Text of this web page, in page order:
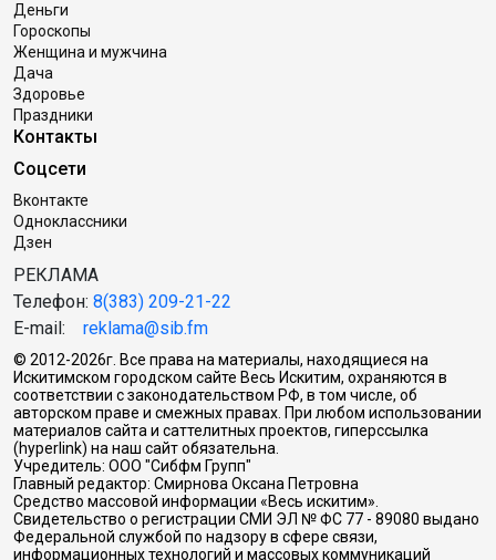
Деньги
Гороскопы
Женщина и мужчина
Дача
Здоровье
Праздники
Контакты
Соцсети
Вконтакте
Одноклассники
Дзен
РЕКЛАМА
Телефон: 8(383) 209-21-22
E-mail: reklama@sib.fm
© 2012-2026г. Все права на материалы, находящиеся на
Искитимском городском сайте Весь Искитим, охраняются в
соответствии с законодательством РФ, в том числе, об
авторском праве и смежных правах. При любом использовании
материалов сайта и саттелитных проектов, гиперссылка
(hyperlink) на наш сайт обязательна.
Учредитель: ООО "Сибфм Групп"
Главный редактор: Смирнова Оксана Петровна
Средство массовой информации «Весь искитим».
Свидетельство о регистрации СМИ ЭЛ № ФС 77 - 89080 выдано
Федеральной службой по надзору в сфере связи,
информационных технологий и массовых коммуникаций